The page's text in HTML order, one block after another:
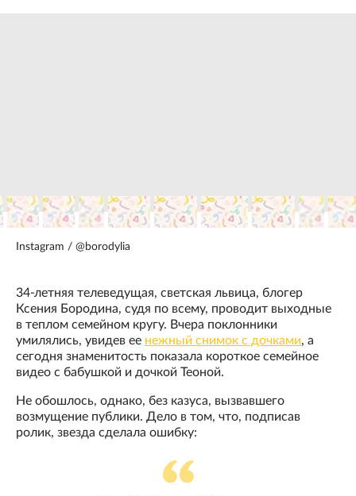
Instagram / @borodylia
34-летняя телеведущая, светская львица, блогер
Ксения Бородина, судя по всему, проводит выходные
в теплом семейном кругу. Вчера поклонники
умилялись, увидев ее нежный снимок с дочками, а
сегодня знаменитость показала короткое семейное
видео с бабушкой и дочкой Теоной.
Не обошлось, однако, без казуса, вызвавшего
возмущение публики. Дело в том, что, подписав
ролик, звезда сделала ошибку: